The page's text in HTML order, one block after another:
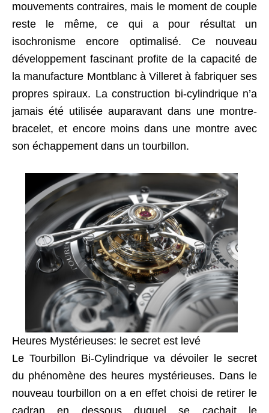
mouvements contraires, mais le moment de couple
reste le même, ce qui a pour résultat un
isochronisme encore optimalisé. Ce nouveau
développement fascinant profite de la capacité de
la manufacture Montblanc à Villeret à fabriquer ses
propres spiraux. La construction bi-cylindrique n’a
jamais été utilisée auparavant dans une montre-
bracelet, et encore moins dans une montre avec
son échappement dans un tourbillon.
Heures Mystérieuses: le secret est levé
Le Tourbillon Bi-Cylindrique va dévoiler le secret
du phénomène des heures mystérieuses. Dans le
nouveau tourbillon on a en effet choisi de retirer le